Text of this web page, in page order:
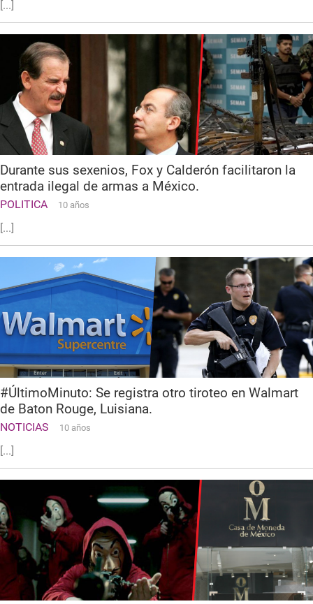
[...]
Durante sus sexenios, Fox y Calderón facilitaron la
entrada ilegal de armas a México.
POLITICA 10 años
[...]
#ÚltimoMinuto: Se registra otro tiroteo en Walmart
de Baton Rouge, Luisiana.
NOTICIAS 10 años
[...]